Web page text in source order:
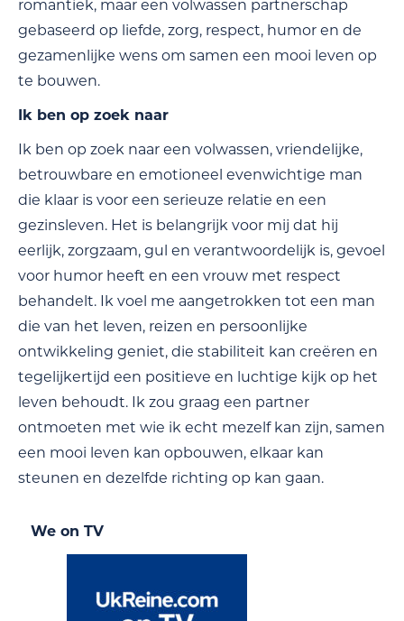
romantiek, maar een volwassen partnerschap
gebaseerd op liefde, zorg, respect, humor en de
gezamenlijke wens om samen een mooi leven op
te bouwen.
Ik ben op zoek naar
Ik ben op zoek naar een volwassen, vriendelijke,
betrouwbare en emotioneel evenwichtige man
die klaar is voor een serieuze relatie en een
gezinsleven. Het is belangrijk voor mij dat hij
eerlijk, zorgzaam, gul en verantwoordelijk is, gevoel
voor humor heeft en een vrouw met respect
behandelt. Ik voel me aangetrokken tot een man
die van het leven, reizen en persoonlijke
ontwikkeling geniet, die stabiliteit kan creëren en
tegelijkertijd een positieve en luchtige kijk op het
leven behoudt. Ik zou graag een partner
ontmoeten met wie ik echt mezelf kan zijn, samen
een mooi leven kan opbouwen, elkaar kan
steunen en dezelfde richting op kan gaan.
We on TV